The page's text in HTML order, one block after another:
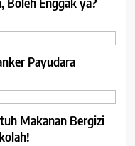
Payudara
Makanan Bergizi